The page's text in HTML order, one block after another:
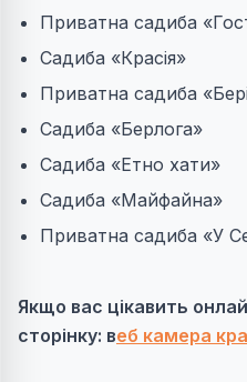
Приватна садиба
Садиба «Красія»
Приватна садиба
Садиба «Берлога»
Садиба «Етно хати»
Садиба «Майфайна»
Приватна садиба «У
Якщо вас цікавить
сторінку: веб камера